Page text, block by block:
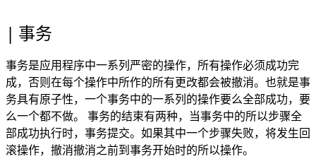
事务
事务是应用程序中一系列严密的操作，所有操作必须成功完
成，否则在每个操作中所作的所有更改都会被撤消。也就是事
务具有原子性，一个事务中的一系列的操作要么全部成功，要
么一个都不做。 事务的结束有两种，当事务中的所以步骤全
部成功执行时，事务提交。如果其中一个步骤失败，将发生回
滚操作，撤消撤消之前到事务开始时的所以操作。